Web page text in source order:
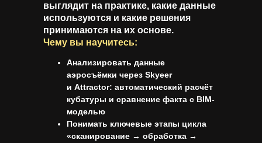
выглядит на практике, какие данные
используются и какие решения
принимаются на их основе.
Чему вы научитесь:
Анализировать данные
аэросъёмки через Skyeer
и Attractor: автоматический расчёт
кубатуры и сравнение факта с BIM-
моделью
Понимать ключевые этапы цикла
«сканирование → обработка →